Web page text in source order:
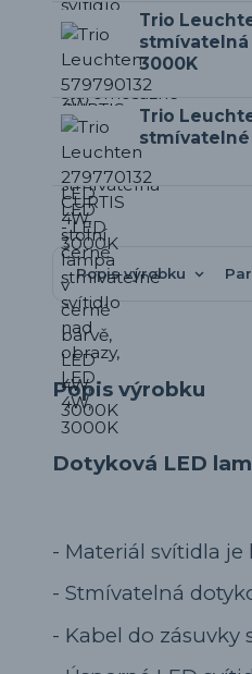
Trio
stmívatelná
3000K
Trio
stmívatelné
Popis výrobku
Popis výrobku
Dotyková LED
- Materiál svítidla je
- Stmívatelná
- Kabel do zásuvky